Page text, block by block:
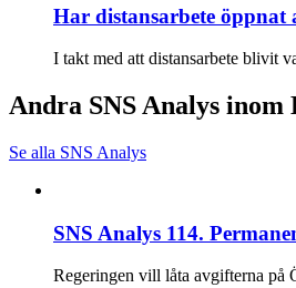
Har distansarbete
I takt med att distansarbete blivit
Andra SNS Analys
Se alla SNS Analys
SNS Analys 114.
Regeringen vill låta avgifterna på